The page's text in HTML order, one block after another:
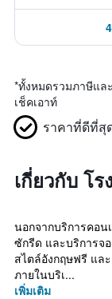
*ทั้งหมดรวมภาษีแล
เช็คเอาท์
ราคาที่ดีที่สุ
เกี่ยวกับ โ
นอกจากบริการคอ
ซักรีด และบริการจ
สไตล์อังกฤษฟรี แล
ภายในบริเ...
เพิ่มเติม